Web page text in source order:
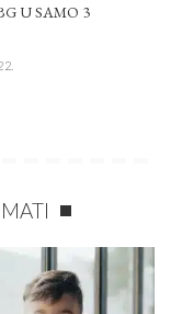
U SAMO 3